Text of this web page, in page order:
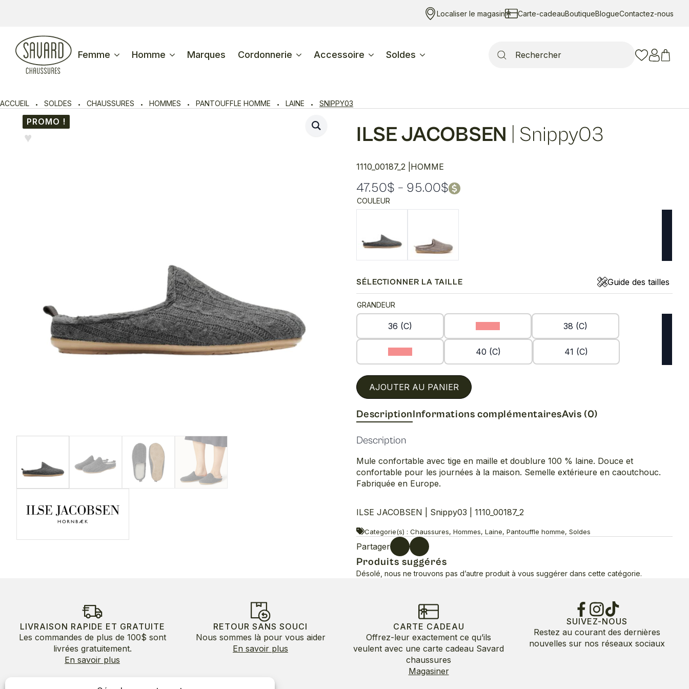
Localiser le magasin Carte-cadeauBoutiqueBlogueContactez-nous
Femme Homme Marques Cordonnerie Accessoire Soldes
for:
ACCUEIL SOLDES CHAUSSURES HOMMES PANTOUFFLE HOMME LAINE SNIPPY03
PROMO !
♥︎ ILSE JACOBSEN Snippy03
1110_00187_2 | HOMME
47.50$ – 95.00$
Plage
de
47.50$
à
COULEUR
SÉLECTIONNER LA TAILLE Guide des tailles
GRANDEUR
36 (C) 38 (C)
40 (C) 41 (C)
AJOUTER AU PANIER
DescriptionInformations complémentairesAvis (0)
Description
Mule confortable avec tige en maille et doublure 100 % laine. Douce et
confortable pour les journées à la maison. Semelle extérieure en caoutchouc.
Fabriquée en Europe.
ILSE JACOBSEN | Snippy03 | 1110_00187_2
Categorie(s) : Chaussures, Hommes, Laine, Pantouffle homme, Soldes
Partager
Produits suggérés
Désolé, nous ne trouvons pas d’autre produit à vous suggérer dans cette catégorie.
LIVRAISON RAPIDE ET GRATUITE
Les commandes de plus de 100$ sont
livrées gratuitement.
En savoir plus
RETOUR SANS SOUCI
Nous sommes là pour vous aider
En savoir plus
CARTE CADEAU
Offrez-leur exactement ce qu’ils
veulent avec une carte cadeau Savard
chaussures
Magasiner
SUIVEZ-NOUS
Restez au courant des dernières
nouvelles sur nos réseaux sociaux